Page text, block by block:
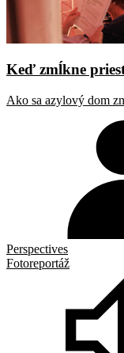
Keď zmĺkne
Ako sa azylový dom
Perspectives
Fotoreportáž